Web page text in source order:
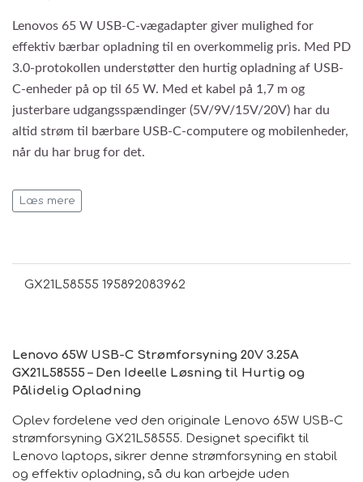
Lenovos 65 W USB-C-vægadapter giver mulighed for
effektiv bærbar opladning til en overkommelig pris. Med PD
3.0-protokollen understøtter den hurtig opladning af USB-
C-enheder på op til 65 W. Med et kabel på 1,7 m og
justerbare udgangsspændinger (5V/9V/15V/20V) har du
altid strøm til bærbare USB-C-computere og mobilenheder,
når du har brug for det.
Læs mere
GX21L58555 195892083962
Lenovo 65W USB-C Strømforsyning 20V 3.25A
GX21L58555 – Den Ideelle Løsning til Hurtig og
Pålidelig Opladning
Oplev fordelene ved den originale Lenovo 65W USB-C
strømforsyning GX21L58555. Designet specifikt til
Lenovo laptops, sikrer denne strømforsyning en stabil
og effektiv opladning, så du kan arbejde uden